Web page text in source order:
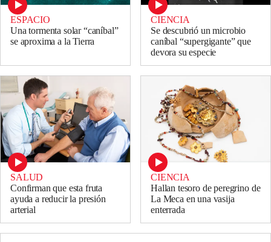
ESPACIO
Una tormenta solar “caníbal”
se aproxima a la Tierra
CIENCIA
Se descubrió un microbio
caníbal “supergigante” que
devora su especie
SALUD
Confirman que esta fruta
ayuda a reducir la presión
arterial
CIENCIA
Hallan tesoro de peregrino de
La Meca en una vasija
enterrada